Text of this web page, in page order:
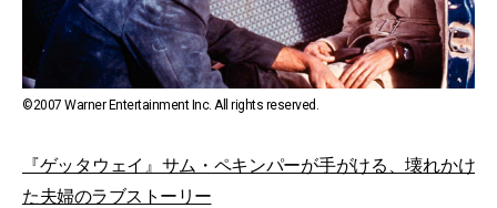
©2007 Warner Entertainment Inc. All rights reserved.
『ゲッタウェイ』サム・ペキンパーが手がける、壊れかけ
た夫婦のラブストーリー